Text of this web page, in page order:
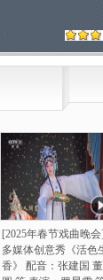
[2025年春节戏曲晚会]
多媒体创意秀《活色
香》 配音：张建国